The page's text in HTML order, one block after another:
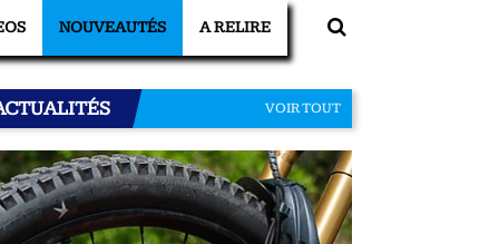
NOUVEAUTÉS A RELIRE
VOIR TOUT